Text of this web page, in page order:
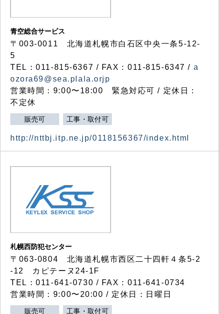
青空総合サービス
〒003-0011 北海道札幌市白石区中央一条5-12-
5
TEL：011-815-6367 / FAX：011-815-6347 / a
ozora69@sea.plala.orjp
営業時間：9:00〜18:00 緊急対応可 / 定休日：
不定休
販売可 工事・取付可
http://nttbj.itp.ne.jp/0118156367/index.html
札幌西防犯センター
〒063-0804 北海道札幌市西区二十四軒４条5-2
-12 カピテーヌ24-1F
TEL：011-641-0730 / FAX：011-641-0734
営業時間：9:00〜20:00 / 定休日：日曜日
販売可 工事・取付可